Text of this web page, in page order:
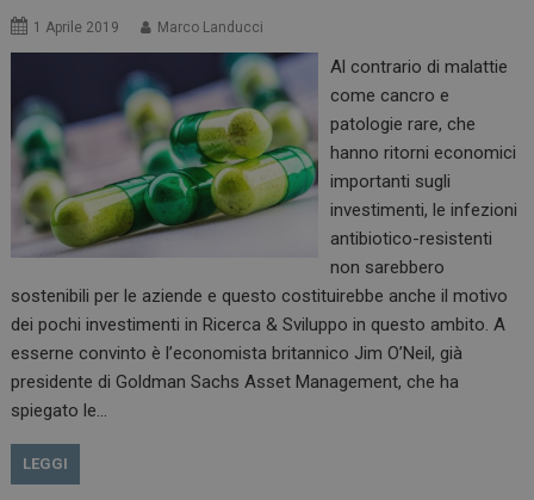
1 Aprile 2019 Marco Landucci
Al contrario di malattie
come cancro e
patologie rare, che
hanno ritorni economici
importanti sugli
investimenti, le infezioni
antibiotico-resistenti
non sarebbero
sostenibili per le aziende e questo costituirebbe anche il motivo
dei pochi investimenti in Ricerca & Sviluppo in questo ambito. A
esserne convinto è l’economista britannico Jim O’Neil, già
presidente di Goldman Sachs Asset Management, che ha
spiegato le…
LEGGI
mese
tracking-sites-
ironfish-tracking-
enable
www.dailyhealthindustry.it
2 giorni
CookieScript
www.dailyhealthindustry.it
settimane